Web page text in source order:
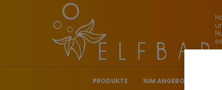
PRODUKTE %IM ANGEBOT%